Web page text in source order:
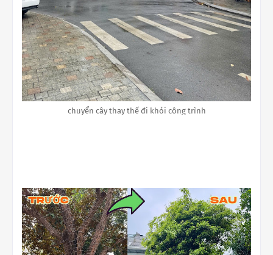
chuyển cây thay thế đi khỏi công trình